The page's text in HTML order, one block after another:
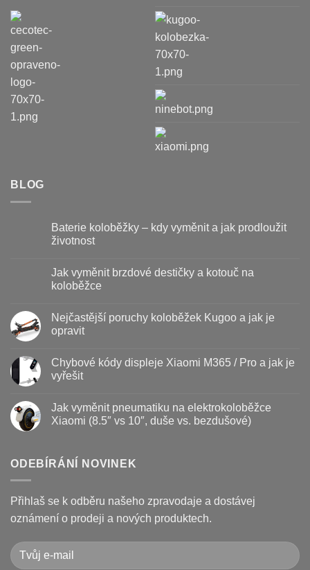
BLOG
Baterie koloběžky – kdy vyměnit a jak prodloužit
životnost
textu
s
koloběžky
kdy
jak
prodloužit
životnost
Jak vyměnit brzdové destičky a kotouč na
koloběžce
u
textu
s
vyměnit
brzdové
destičky
na
koloběžce
Nejčastější poruchy koloběžek Kugoo a jak je
opravit
u
textu
s
poruchy
koloběžek
Kugoo
opravit
Chybové kódy displeje Xiaomi M365 / Pro a jak je
vyřešit
textu
s
displeje
Xiaomi
Pro
a
jak
je
Jak vyměnit pneumatiku na elektrokoloběžce
Xiaomi (8.5″ vs 10″, duše vs. bezdušové)
textu
s
vyměnit
pneumatiku
na
elektrokoloběžce
(8.5″
vs
10″,
ODEBÍRÁNÍ NOVINEK
Přihlaš se k odběru našeho zpravodaje a dostávej
oznámení o prodeji a nových produktech.